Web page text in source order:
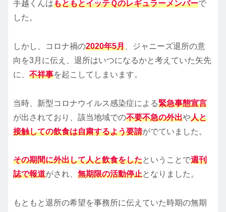
手越くんはもともとイッテＱのレギュラーメンバーで
した。
しかし、コロナ禍の2020年5月 、ジャニーズ退所の意
向を3月に伝え、退所はいつになるかと考えていた矢先
に、 不祥事を起こしてしまいます。
当時、新型コロナウイルス感染症による緊急事態宣言
が出されており、該当地域での不要不急の外出や人と
接触しての飲食は自粛するよう要請がでていました。
その期間に外出して人と飲食をしたということで週刊
誌で報道がされ、 無期限の活動停止となりました。
もともと退所の希望を事務所に伝えていた時期の無期